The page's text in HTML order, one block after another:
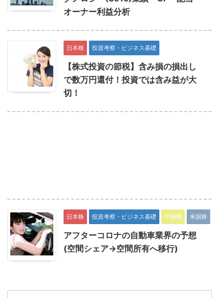
オーナー利益分析
日本株 投資考察・ビジネス基礎
【株式投資の節税】含み損の損出し
で数万円還付！投資では含み益が大
切！
日本株 投資考察・ビジネス基礎 中国株 米国株
アフターコロナの自動車業界の予想
(空間シェア→空間所有へ移行)